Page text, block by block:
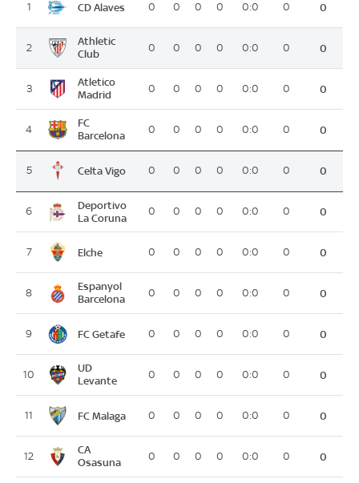
1 CD Alaves 0 0 0 0 0:0 0 0
2
Athletic
Club
0 0 0 0 0:0 0 0
3
Atletico
Madrid
0 0 0 0 0:0 0 0
4
FC
Barcelona
0 0 0 0 0:0 0 0
5 Celta Vigo 0 0 0 0 0:0 0 0
6
Deportivo
La Coruna
0 0 0 0 0:0 0 0
7 Elche 0 0 0 0 0:0 0 0
8
Espanyol
Barcelona
0 0 0 0 0:0 0 0
9 FC Getafe 0 0 0 0 0:0 0 0
10
UD
Levante
0 0 0 0 0:0 0 0
11 FC Malaga 0 0 0 0 0:0 0 0
12
CA
Osasuna
0 0 0 0 0:0 0 0